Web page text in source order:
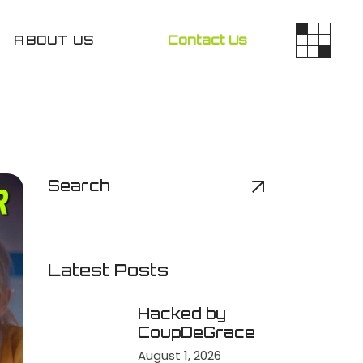
ABOUT US Contact Us
Latest Posts
Hacked by
CoupDeGrace
August 1, 2026